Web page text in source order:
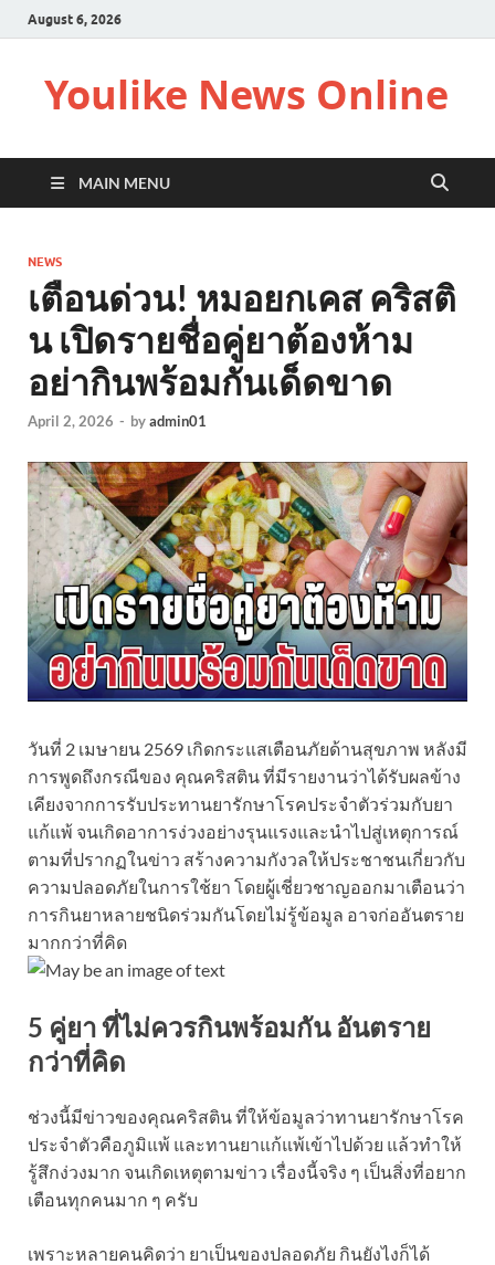
August 6, 2026
Youlike News Online
MAIN MENU
NEWS
เตือนด่วน! หมอยกเคส คริสติ
น เปิดรายชื่อคู่ยาต้องห้าม
อย่ากินพร้อมกันเด็ดขาด
April 2, 2026 - byadmin01
วันที่ 2 เมษายน 2569 เกิดกระแสเตือนภัยด้านสุขภาพ หลังมี
การพูดถึงกรณีของ คุณคริสติน ที่มีรายงานว่าได้รับผลข้าง
เคียงจากการรับประทานยารักษาโรคประจำตัวร่วมกับยา
แก้แพ้ จนเกิดอาการง่วงอย่างรุนแรงและนำไปสู่เหตุการณ์
ตามที่ปรากฏในข่าว สร้างความกังวลให้ประชาชนเกี่ยวกับ
ความปลอดภัยในการใช้ยา โดยผู้เชี่ยวชาญออกมาเตือนว่า
การกินยาหลายชนิดร่วมกันโดยไม่รู้ข้อมูล อาจก่ออันตราย
มากกว่าที่คิด
5 คู่ยา ที่ไม่ควรกินพร้อมกัน อันตราย
กว่าที่คิด
ช่วงนี้มีข่าวของคุณคริสติน ที่ให้ข้อมูลว่าทานยารักษาโรค
ประจำตัวคือภูมิแพ้ และทานยาแก้แพ้เข้าไปด้วย แล้วทำให้
รู้สึกง่วงมาก จนเกิดเหตุตามข่าว เรื่องนี้จริง ๆ เป็นสิ่งที่อยาก
เตือนทุกคนมาก ๆ ครับ
เพราะหลายคนคิดว่า ยาเป็นของปลอดภัย กินยังไงก็ได้